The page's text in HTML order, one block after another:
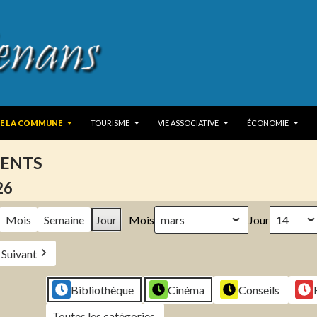
LA COMMUNE
TOURISME VIE ASSOCIATIVE ÉCONOMIE
Mois Semaine Jour Mois Jour
Suivant
Bibliothèque Cinéma Conseils